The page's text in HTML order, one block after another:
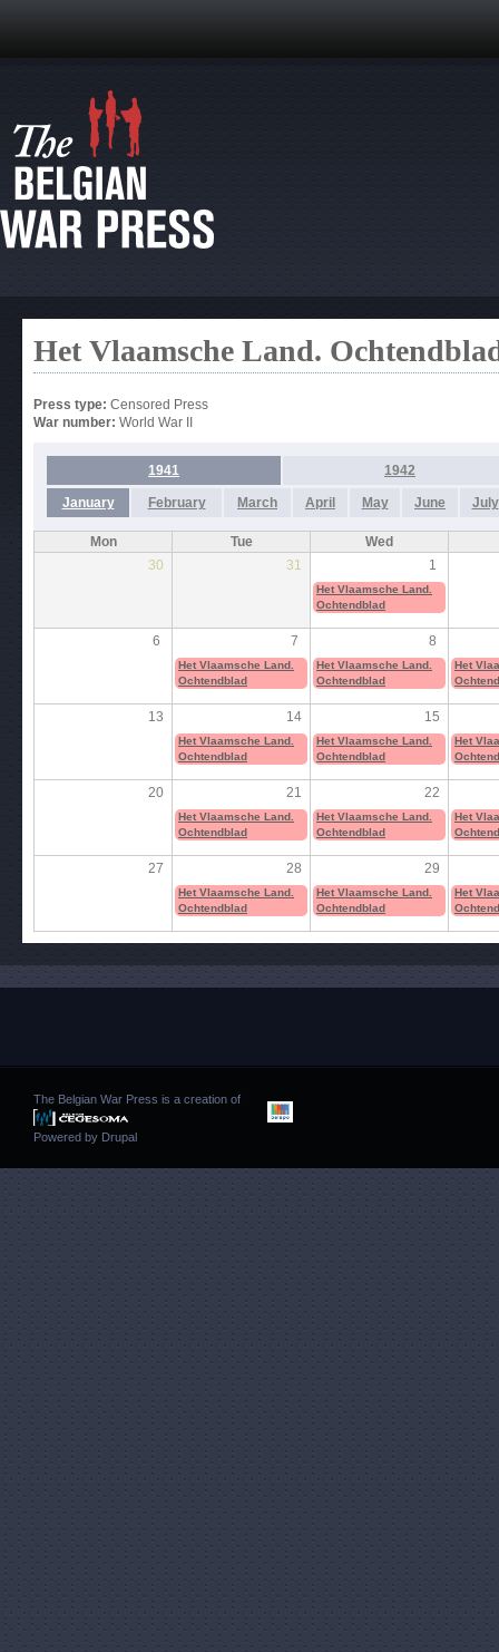
Het Vlaamsche Land.
Press type: Censored Press
War number: World War II
1941 1942
January February March April May June July
Mon Tue
Wed
30
31 1
Het Vlaamsche Land.
Ochtendblad
6 7 8
Het Vlaamsche Land.
Ochtendblad
Het Vlaamsche Land.
Ochtendblad
Het
13 14 15
Het Vlaamsche Land.
Ochtendblad
Het Vlaamsche Land.
Ochtendblad
Het
20 21 22
Het Vlaamsche Land.
Ochtendblad
Het Vlaamsche Land.
Ochtendblad
Het
27 28 29
Het Vlaamsche Land.
Ochtendblad
Het Vlaamsche Land.
Ochtendblad
Het
The Belgian War Press is a creation of
Powered by Drupal